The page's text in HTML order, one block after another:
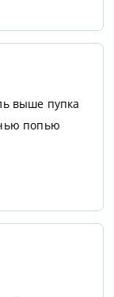
выше пупка
попью